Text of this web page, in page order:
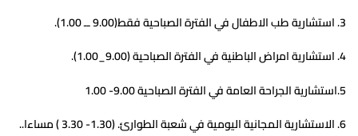
3. استشارية طب الاطفال في الفترة الصباحية فقط(9.00 ــ 1.00).
4. استشارية امراض الباطنية في الفترة الصباحية (9.00_1.00).
5.استشارية الجراحة العامة في الفترة الصباحية 9.00- 1.00
6. الاستشارية المجانية اليومية في شعبة الطوارئ. (1.30- 3.30 ) مساءا..